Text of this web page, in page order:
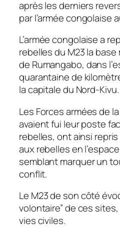
après les derniers
par l’armée congolaise
L’armée congolaise a
rebelles du M23 la
de Rumangabo, dans
quarantaine de
la capitale du Nord-Kivu.
Les Forces armées de
avaient fui leur poste
rebelles, ont ainsi
aux rebelles en
semblant marquer un
conflit.
Le M23 de son côté
volontaire” de ces
vies civiles.